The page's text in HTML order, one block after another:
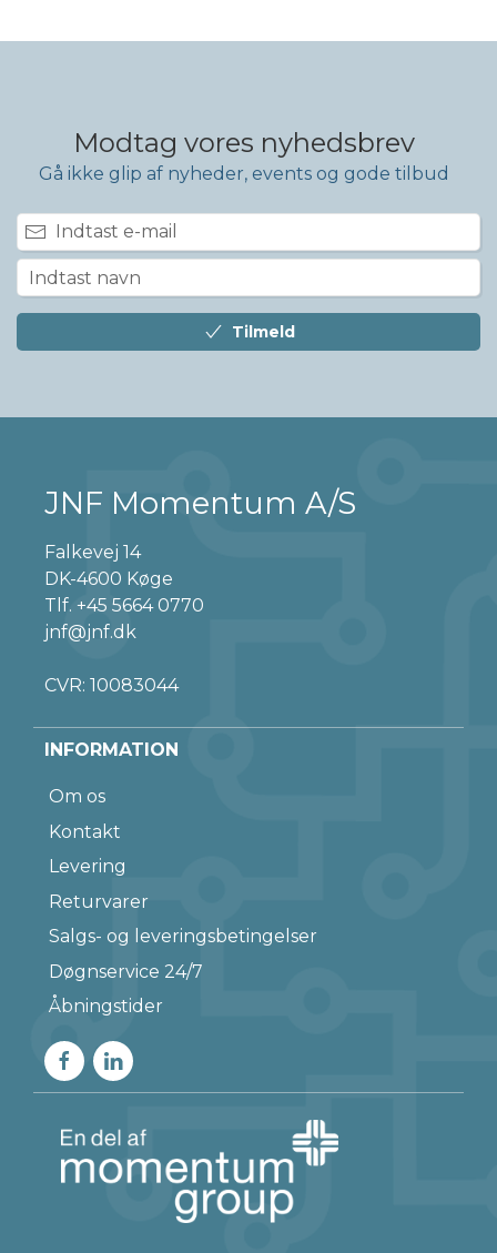
Modtag vores nyhedsbrev
Gå ikke glip af nyheder, events og gode tilbud
Tilmeld
JNF Momentum A/S
Falkevej 14
DK-4600 Køge
Tlf. +45 5664 0770
jnf@jnf.dk
CVR: 10083044
INFORMATION
Om os
Kontakt
Levering
Returvarer
Salgs- og leveringsbetingelser
Døgnservice 24/7
Åbningstider